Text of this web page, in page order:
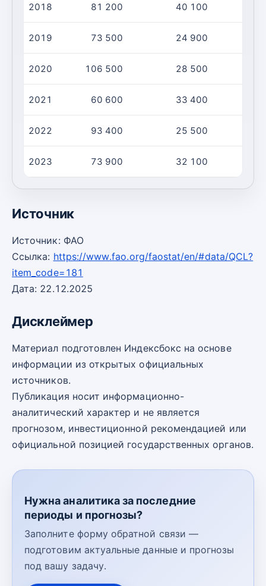
2018 81 200 40 100
2019 73 500 24 900
2020 106 500 28 500
2021 60 600 33 400
2022 93 400 25 500
2023 73 900 32 100
Источник
Источник: ФАО
Ссылка: https://www.fao.org/faostat/en/#data/QCL?
item_code=181
Дата: 22.12.2025
Дисклеймер
Материал подготовлен Индексбокс на основе
информации из открытых официальных
источников.
Публикация носит информационно-
аналитический характер и не является
прогнозом, инвестиционной рекомендацией или
официальной позицией государственных органов.
Нужна аналитика за последние
периоды и прогнозы?
Заполните форму обратной связи —
подготовим актуальные данные и прогнозы
под вашу задачу.